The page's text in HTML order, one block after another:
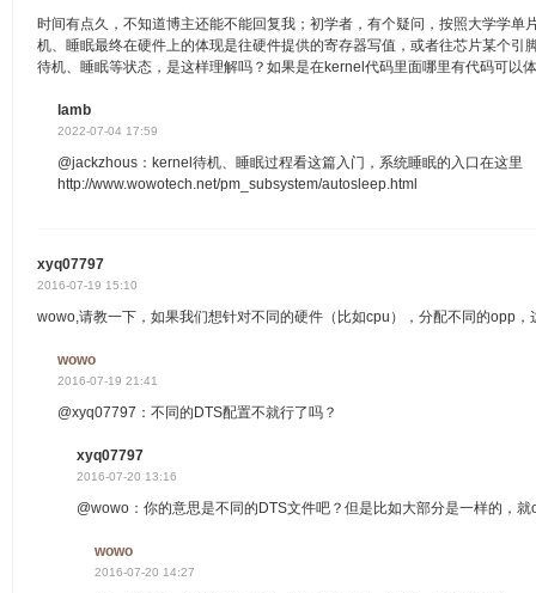
时间有点久，不知道博主还能不能回复我；初学者，有个疑问，按照大学学单
机、睡眠最终在硬件上的体现是往硬件提供的寄存器写值，或者往芯片某个引
待机、睡眠等状态，是这样理解吗？如果是在kernel代码里面哪里有代码可以
lamb
2022-07-04 17:59
@jackzhous：kernel待机、睡眠过程看这篇入门，系统睡眠的入口在这里
http://www.wowotech.net/pm_subsystem/autosleep.html
xyq07797
2016-07-19 15:10
wowo,请教一下，如果我们想针对不同的硬件（比如cpu），分配不同的opp，
wowo
2016-07-19 21:41
@xyq07797：不同的DTS配置不就行了吗？
xyq07797
2016-07-20 13:16
@wowo：你的意思是不同的DTS文件吧？但是比如大部分是一样的，
wowo
2016-07-20 14:27